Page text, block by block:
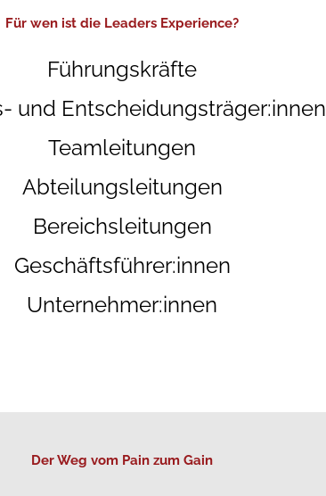
Für wen ist die Leaders Experience?
Führungskräfte
und Entscheidungsträger:innen
Teamleitungen
Abteilungsleitungen
Bereichsleitungen
Geschäftsführer:innen
Unternehmer:innen
Der Weg vom Pain zum Gain